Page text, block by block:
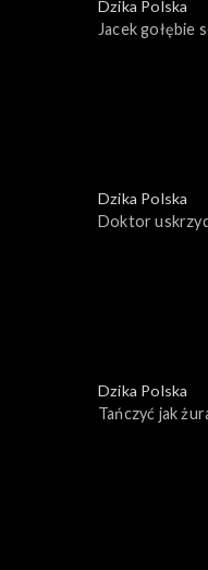
Dzika Polska
Jacek gołębie
Dzika Polska
Doktor
Dzika Polska
Tańczyć jak